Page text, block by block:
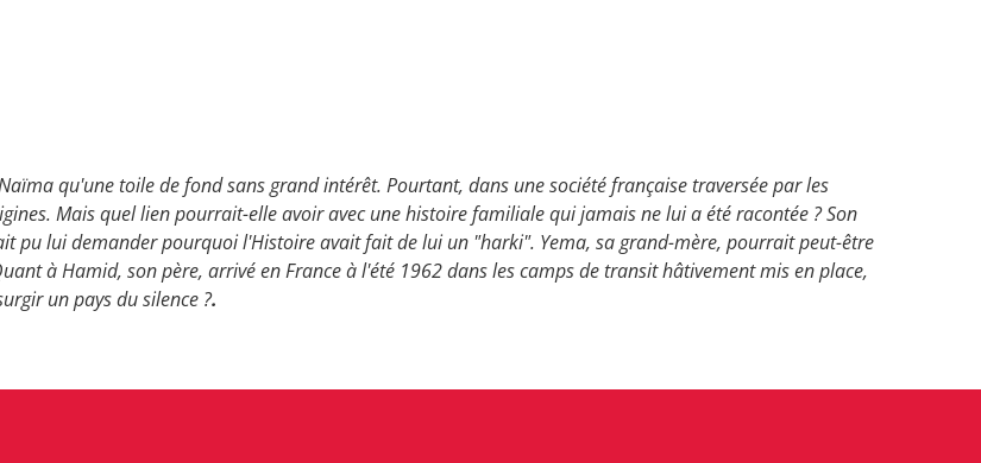
qu'une toile de fond sans grand intérêt. Pourtant, dans une société française traversée par les
Mais quel lien pourrait-elle avoir avec une histoire familiale qui jamais ne lui a été racontée ? Son
pu lui demander pourquoi l'Histoire avait fait de lui un "harki". Yema, sa grand-mère, pourrait peut-être
à Hamid, son père, arrivé en France à l'été 1962 dans les camps de transit hâtivement mis en place,
un pays du silence ?.